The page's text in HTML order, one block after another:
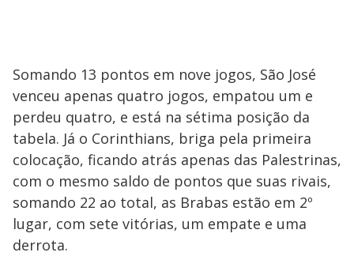
Somando 13 pontos em nove jogos, São José
venceu apenas quatro jogos, empatou um e
perdeu quatro, e está na sétima posição da
tabela. Já o Corinthians, briga pela primeira
colocação, ficando atrás apenas das Palestrinas,
com o mesmo saldo de pontos que suas rivais,
somando 22 ao total, as Brabas estão em 2º
lugar, com sete vitórias, um empate e uma
derrota.